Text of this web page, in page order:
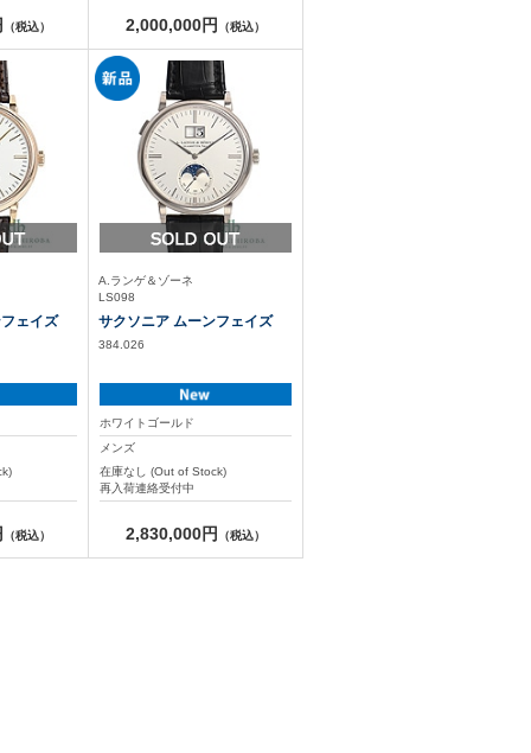
（税込） 2,000,000円 （税込）
ェイズ
（税込）
A.ランゲ＆ゾーネ
LS098
サクソニア ムーンフェイズ
384.026
ホワイトゴールド
メンズ
在庫なし (Out of Stock)
再入荷連絡受付中
2,830,000円 （税込）